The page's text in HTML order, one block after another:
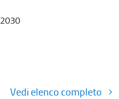
Vedi elenco completo